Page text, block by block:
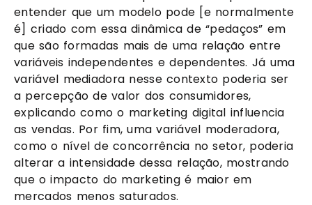
entender que um modelo pode [e normalmente
é] criado com essa dinâmica de “pedaços” em
que são formadas mais de uma relação entre
variáveis independentes e dependentes. Já uma
variável mediadora nesse contexto poderia ser
a percepção de valor dos consumidores,
explicando como o marketing digital influencia
as vendas. Por fim, uma variável moderadora,
como o nível de concorrência no setor, poderia
alterar a intensidade dessa relação, mostrando
que o impacto do marketing é maior em
mercados menos saturados.